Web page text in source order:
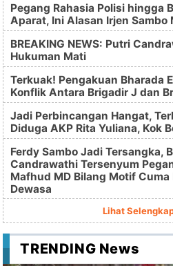
Pegang Rahasia Polisi hingga
Aparat, Ini Alasan Irjen Sambo
BREAKING NEWS: Putri
Hukuman Mati
Terkuak! Pengakuan Bharada
Konflik Antara Brigadir J dan
Jadi Perbincangan Hangat,
Diduga AKP Rita Yuliana, Kok
Ferdy Sambo Jadi Tersangka,
Candrawathi Tersenyum
Mafhud MD Bilang Motif Cuma
Dewasa
Lihat
TRENDING News